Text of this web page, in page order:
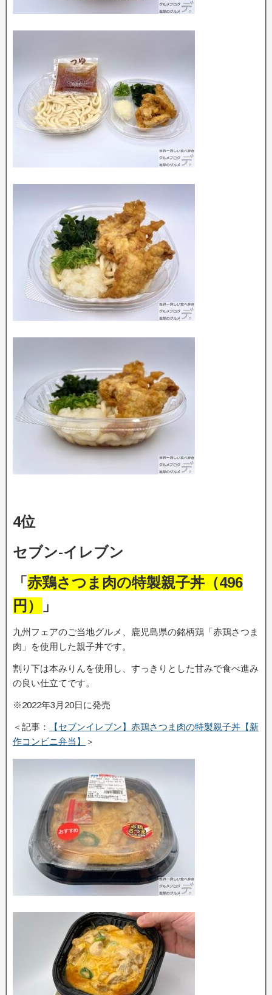
4位
セブン-イレブン
「 赤鶏さつま肉の特製親子丼（496
円）
」
九州フェアのご当地グルメ、鹿児島県の銘柄鶏「赤鶏さつま
肉」を使用した親子丼です。
割り下は本みりんを使用し、すっきりとした甘みで食べ進み
の良い仕立てです。
※2022年3月20日に発売
＜記事：
【セブンイレブン】赤鶏さつま肉の特製親子丼【新
作コンビニ弁当】
＞